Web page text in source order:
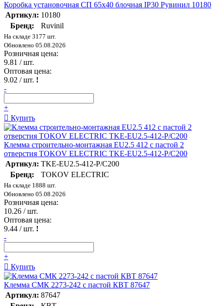
Коробка установочная СП 65х40 блочная IP30 Рувинил 10180
Артикул: 10180
Бренд:
Ruvinil
На складе 3177 шт.
Обновлено 05.08.2026
Розничная цена:
9.81 / шт.
Оптовая цена:
9.02 / шт. !
-
+
Купить
Клемма строительно-монтажная EU2.5 412 с пастой 2
отверстия TOKOV ELECTRIC TKE-EU2.5-412-P/C200
Артикул: TKE-EU2.5-412-P/C200
Бренд:
TOKOV ELECTRIC
На складе 1888 шт.
Обновлено 05.08.2026
Розничная цена:
10.26 / шт.
Оптовая цена:
9.44 / шт. !
-
+
Купить
Клемма СМК 2273-242 с пастой КВТ 87647
Артикул: 87647